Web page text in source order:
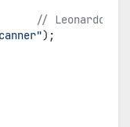
// Leonardo:
);